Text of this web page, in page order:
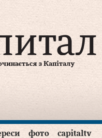
з Капіталу
фото capitaltv